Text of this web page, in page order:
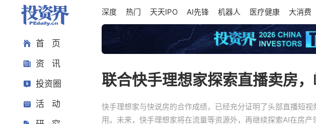
首 页
资 讯
投资圈
活 动
深度 热门 天天IPO AI先锋 机器人 医疗健康 大消费
联合快手理想家探索直播卖房
快手理想家与快说房的合作成绩，已经充分证明了头部直播短
用。未来，快手理想家将在流量等资源外，再继续探索AI在房